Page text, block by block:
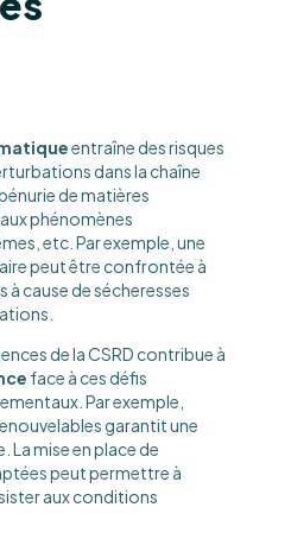
entraîne des risques
dans la chaîne
de matières
phénomènes
etc. Par exemple, une
peut être confrontée à
à cause de sécheresses
de la CSRD contribue à
face à ces défis
Par exemple,
garantit une
mise en place de
peut permettre à
aux conditions